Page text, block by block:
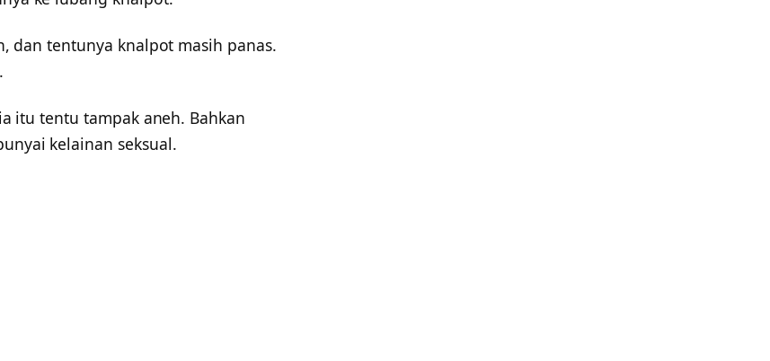
dan tentunya knalpot masih panas.
itu tentu tampak aneh. Bahkan
kelainan seksual.